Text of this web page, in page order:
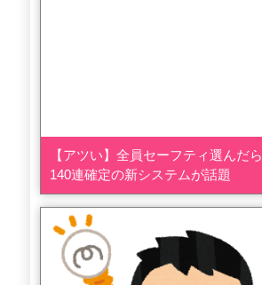
【アツい】全員セーフティ選んだら
140連確定の新システムが話題